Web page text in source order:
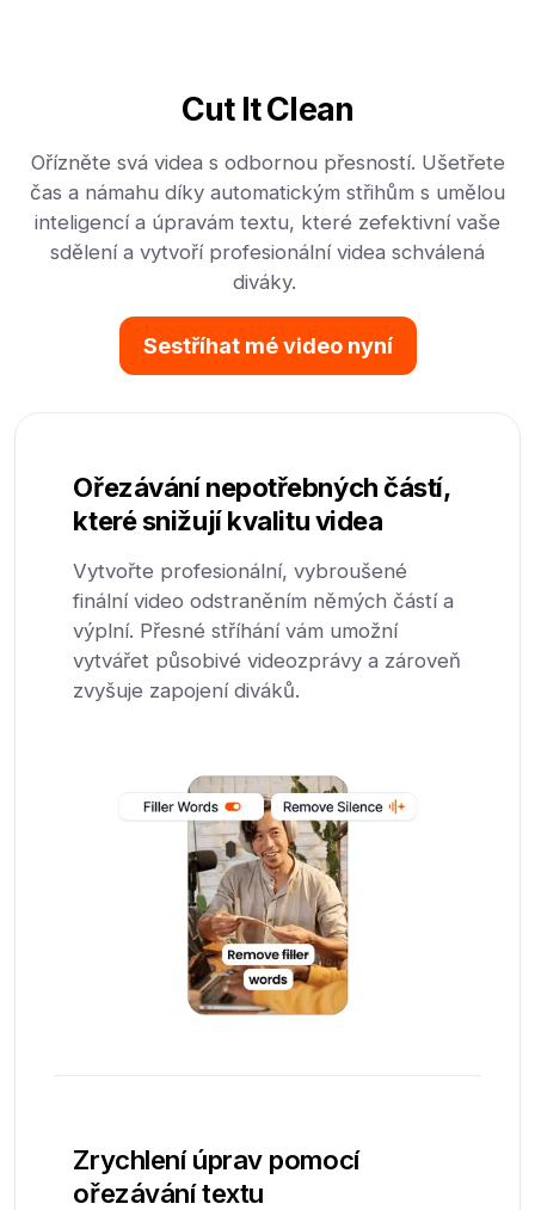
Cut It Clean
Ořízněte svá videa s odbornou přesností. Ušetřete
čas a námahu díky automatickým střihům s umělou
inteligencí a úpravám textu, které zefektivní vaše
sdělení a vytvoří profesionální videa schválená
diváky.
Sestříhat mé video nyní
Ořezávání nepotřebných částí,
které snižují kvalitu videa
Vytvořte profesionální, vybroušené
finální video odstraněním němých částí a
výplní. Přesné stříhání vám umožní
vytvářet působivé videozprávy a zároveň
zvyšuje zapojení diváků.
Zrychlení úprav pomocí
ořezávání textu